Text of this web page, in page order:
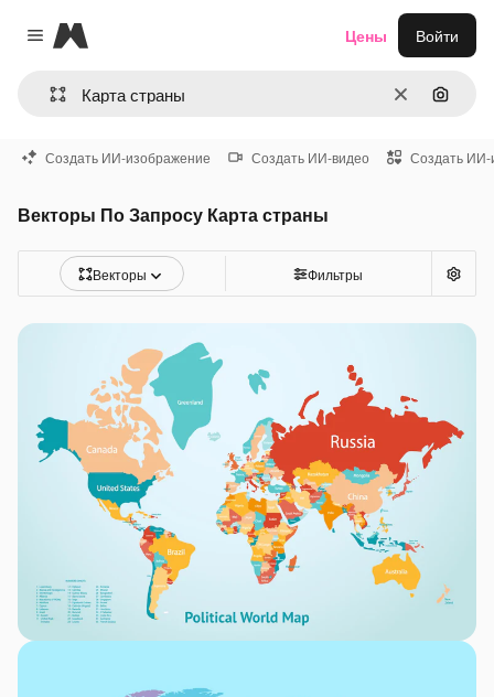
Close menu
Magnific
ОчиститьПоиск
Цены Войти
Создать ИИ-изображение Создать ИИ-видео Создать ИИ-
Векторы По Запросу Карта страны
Векторы Фильтры